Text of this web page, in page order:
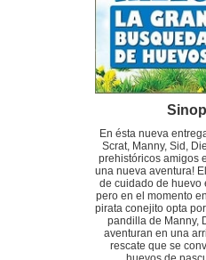
En ésta nueva
Scrat, Manny, Sid,
prehistóricos amigos
una nueva aventura!
de cuidado de huevo
pero en el momento
pirata conejito opta
pandilla de Manny,
aventuran en una
rescate que se